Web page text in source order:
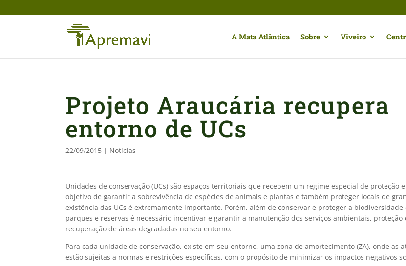
A Mata Atlântica Sobre Viveiro
Projeto Araucária recupera
entorno de UCs
22/09/2015 | Notícias
Unidades de conservação (UCs) são espaços territoriais que recebem um regime especial de proteção
objetivo de garantir a sobrevivência de espécies de animais e plantas e também proteger locais de
existência das UCs é extremamente importante. Porém, além de conservar e proteger a
parques e reservas é necessário incentivar e garantir a manutenção dos serviços ambientais, proteção
recuperação de áreas degradadas no seu entorno.
Para cada unidade de conservação, existe em seu entorno, uma zona de amortecimento (ZA), onde as
estão sujeitas a normas e restrições específicas, com o propósito de minimizar os impactos negativos